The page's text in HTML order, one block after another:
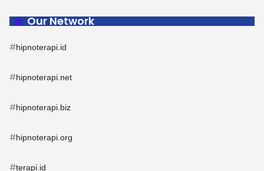
Our Network
#hipnoterapi.id
#hipnoterapi.net
#hipnoterapi.biz
#hipnoterapi.org
#terapi.id